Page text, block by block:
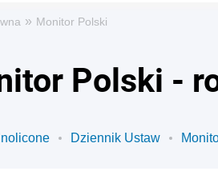
» Monitor Polski
Polski -
Dziennik Ustaw